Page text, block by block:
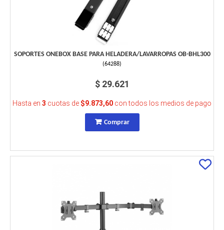
SOPORTES ONEBOX BASE PARA HELADERA/LAVARROPAS OB-BHL300
(64288)
$ 29.621
Hasta en 3 cuotas de $9.873,60 con todos los medios de pago
Comprar